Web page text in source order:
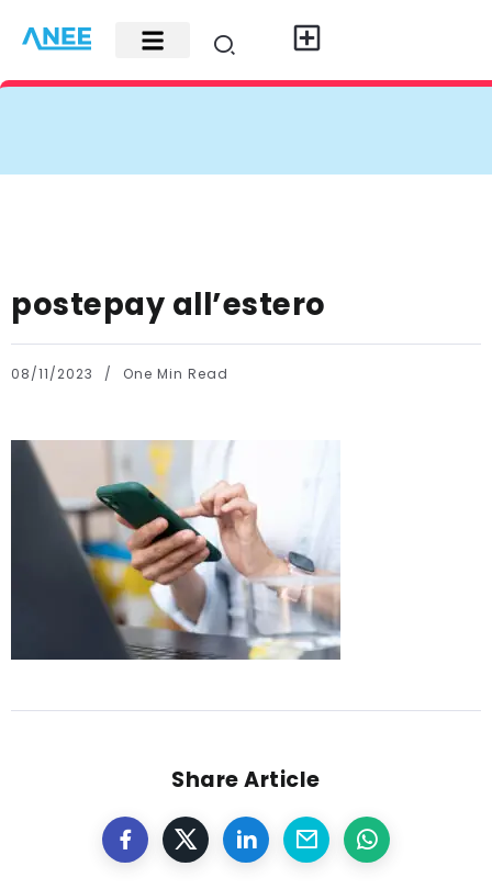
postepay all’estero
08/11/2023 One Min Read
Share Article